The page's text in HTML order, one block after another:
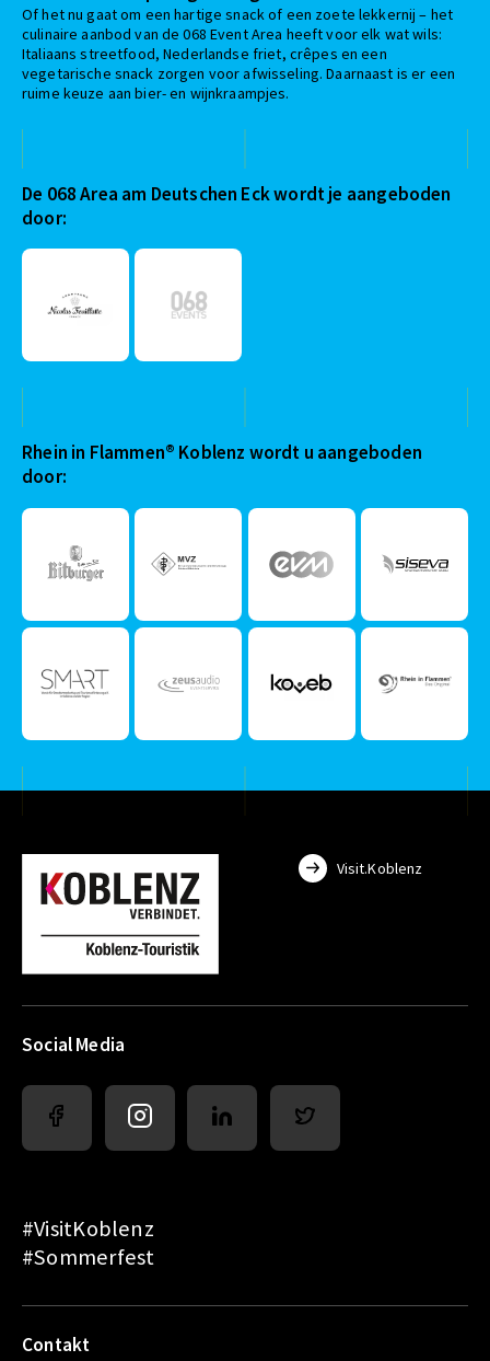
Of het nu gaat om een hartige snack of een zoete lekkernij – het
culinaire aanbod van de 068 Event Area heeft voor elk wat wils:
Italiaans streetfood, Nederlandse friet, crêpes en een
vegetarische snack zorgen voor afwisseling. Daarnaast is er een
ruime keuze aan bier- en wijnkraampjes.
De 068 Area am Deutschen Eck wordt je aangeboden
door:
Rhein in Flammen® Koblenz wordt u aangeboden
door:
Visit.Koblenz
Social Media
#VisitKoblenz
#Sommerfest
Contakt